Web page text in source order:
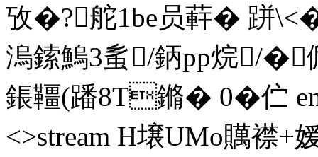
攷�?舵1be员蓒� 跰
溩鎍鰞3蚃/鈵pp烷/�
鋹韁(蹯8T鏅� 0�伫
<>stream H壌UMo贎